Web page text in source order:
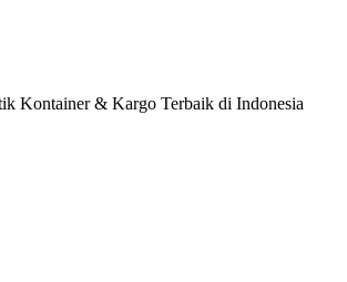
Kontainer & Kargo Terbaik di Indonesia